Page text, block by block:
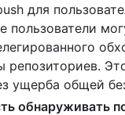
для
пользователи
ущерба общей
обнаруживать